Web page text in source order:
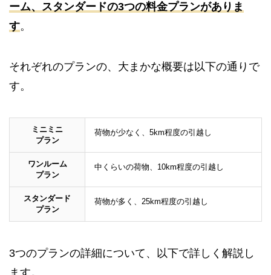
ーム、スタンダードの3つの料金プランがありま
す。
それぞれのプランの、大まかな概要は以下の通りで
す。
ミニミニ
プラン
荷物が少なく、5km程度の引越し
ワンルーム
プラン
中くらいの荷物、10km程度の引越し
スタンダード
プラン
荷物が多く、25km程度の引越し
3つのプランの詳細について、以下で詳しく解説し